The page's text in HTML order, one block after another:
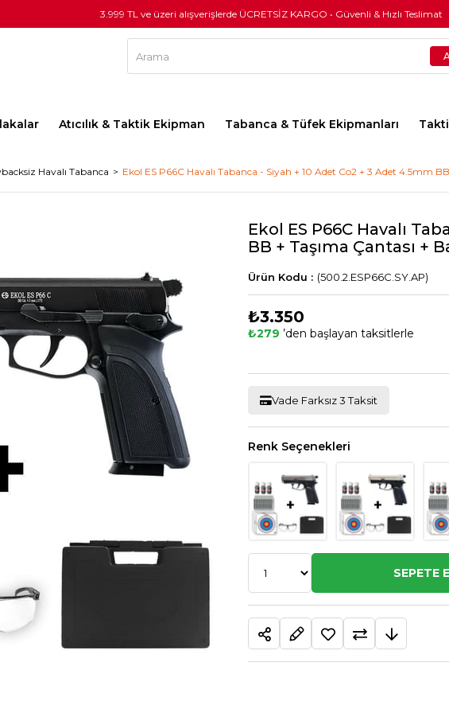
3.999 TL ve üzeri alışverişlerde ÜCRETSİZ KARGO • Güvenli & Hızlı Teslimat
Atıcılık & Taktik Ekipman Tabanca & Tüfek Ekipmanları
Havalı Tabanca Ekol ES P66C Havalı Tabanca - Siyah + 10 Adet Co2 + 3 Adet 4.5mm
Ekol ES P66C Havalı
BB + Taşıma Çantası +
(500.2.ESP66C.SY.AP)
₺3.350
₺279 ’den başlayan taksitlerle
Vade Farksız 3 Taksit
Renk Seçenekleri